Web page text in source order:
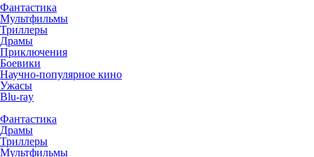
Фантастика
Мультфильмы
Триллеры
Драмы
Приключения
Боевики
Научно-популярное кино
Ужасы
Blu-ray
Фантастика
Драмы
Триллеры
Мультфильмы